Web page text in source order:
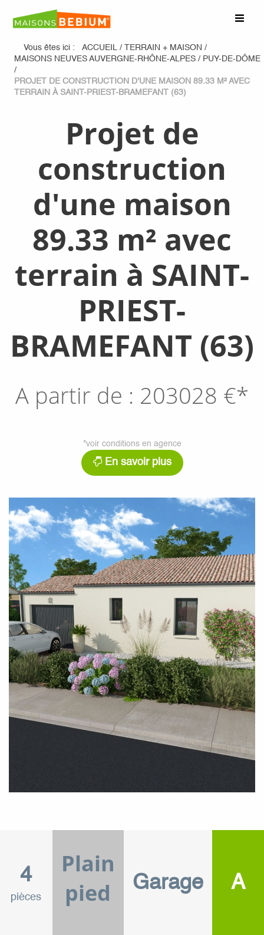
Vous êtes ici : ACCUEIL / TERRAIN + MAISON /
MAISONS NEUVES AUVERGNE-RHÔNE-ALPES / PUY-DE-DÔME
/
PROJET DE CONSTRUCTION D'UNE MAISON 89.33 M² AVEC
TERRAIN À SAINT-PRIEST-BRAMEFANT (63)
Projet de
construction
d'une maison
89.33 m² avec
terrain à SAINT-
PRIEST-
BRAMEFANT (63)
A partir de : 203028 €*
*voir conditions en agence
En savoir plus
4
pièces
Plain
pied
Garage A